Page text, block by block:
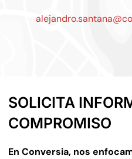
SOLICITA
COMPROMISO
En Conversia, nos